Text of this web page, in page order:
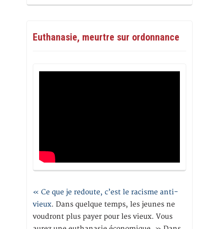
Euthanasie, meurtre sur ordonnance
« Ce que je redoute, c’est le racisme anti-
vieux. Dans quelque temps, les jeunes ne
voudront plus payer pour les vieux. Vous